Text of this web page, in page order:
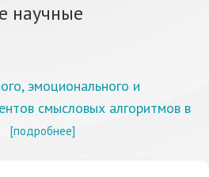
научные
эмоционального и
смысловых алгоритмов в
[подробнее]